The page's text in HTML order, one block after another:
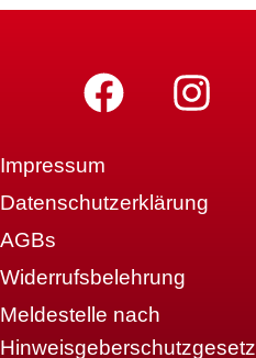
Impressum
Datenschutzerklärung
AGBs
Widerrufsbelehrung
Meldestelle nach
Hinweisgeberschutzgesetz